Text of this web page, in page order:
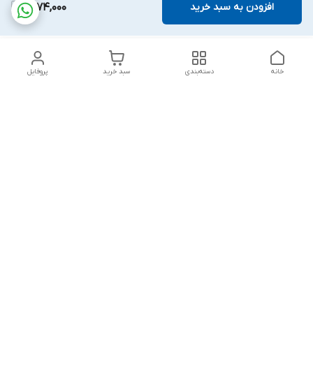
1,874,000 افزودن به سبد خرید
پروفایل سبد خرید دسته‌بندی خانه